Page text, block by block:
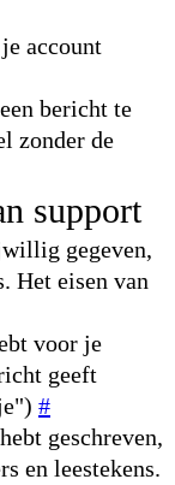
account
bericht te
zonder de
support
gegeven,
Het eisen van
voor je
geeft
#
geschreven,
en leestekens.